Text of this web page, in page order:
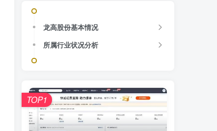
龙高股份基本情况
所属行业状况分析
TOP1